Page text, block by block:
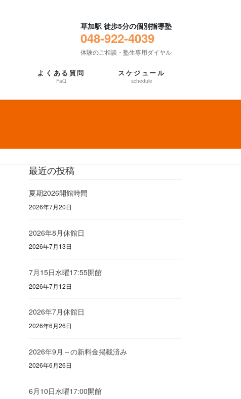
草加駅 徒歩5分の個別指導塾
048-922-4039
体験のご相談・塾生専用ダイヤル
よくある質問
FaQ
スケジュール
schedule
最近の投稿
夏期2026開館時間
2026年7月20日
2026年8月休館日
2026年7月13日
7月15日水曜17:55開館
2026年7月12日
2026年7月休館日
2026年6月26日
2026年9月～の新料金掲載済み
2026年6月26日
6月10日水曜17:00開館